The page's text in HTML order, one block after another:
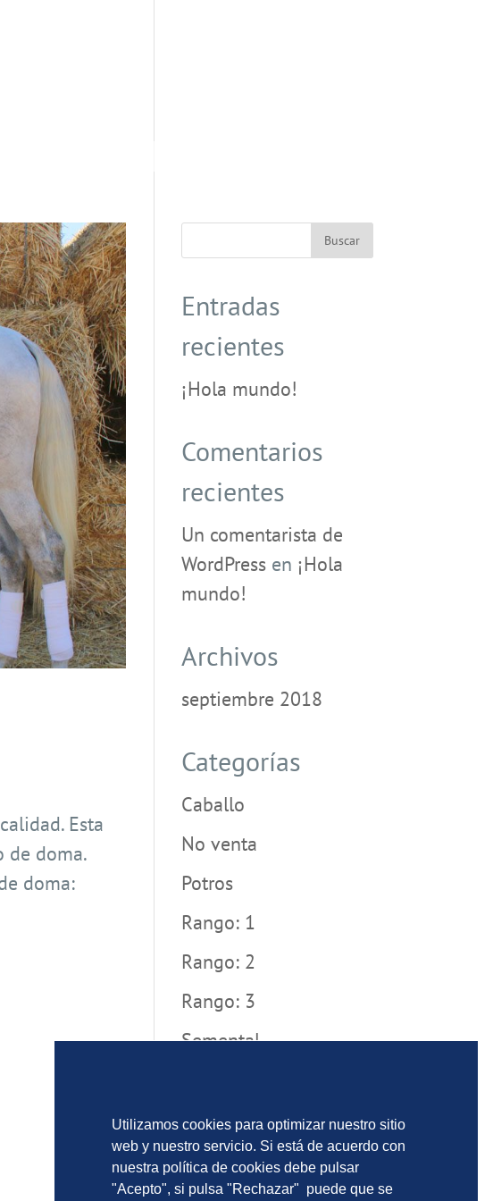
Esta
de doma.
doma:
Entradas
recientes
¡Hola mundo!
Comentarios
recientes
Un comentarista de
WordPressen ¡Hola
mundo!
Archivos
septiembre 2018
Categorías
Caballo
No venta
Potros
Rango: 1
Rango: 2
Rango: 3
Semental
Utilizamos cookies para optimizar nuestro sitio
web y nuestro servicio. Si está de acuerdo con
nuestra política de cookies debe pulsar
"Acepto", si pulsa "Rechazar" puede que se